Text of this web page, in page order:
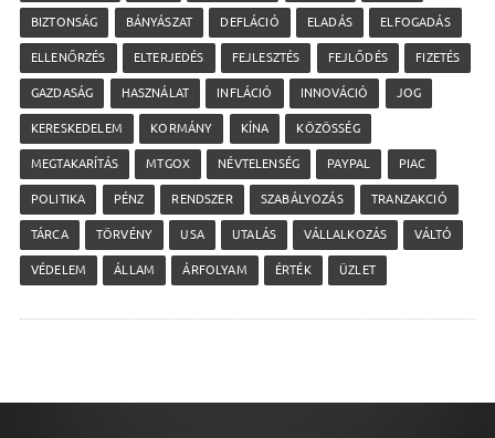
BIZTONSÁG BÁNYÁSZAT DEFLÁCIÓ ELADÁS ELFOGADÁS
ELLENŐRZÉS ELTERJEDÉS FEJLESZTÉS FEJLŐDÉS FIZETÉS
GAZDASÁG HASZNÁLAT INFLÁCIÓ INNOVÁCIÓ JOG
KERESKEDELEM KORMÁNY KÍNA KÖZÖSSÉG
MEGTAKARÍTÁS MTGOX NÉVTELENSÉG PAYPAL PIAC
POLITIKA PÉNZ RENDSZER SZABÁLYOZÁS TRANZAKCIÓ
TÁRCA TÖRVÉNY USA UTALÁS VÁLLALKOZÁS VÁLTÓ
VÉDELEM ÁLLAM ÁRFOLYAM ÉRTÉK ÜZLET